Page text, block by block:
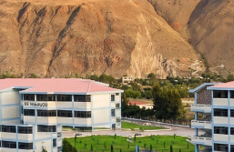
"Gerencia en